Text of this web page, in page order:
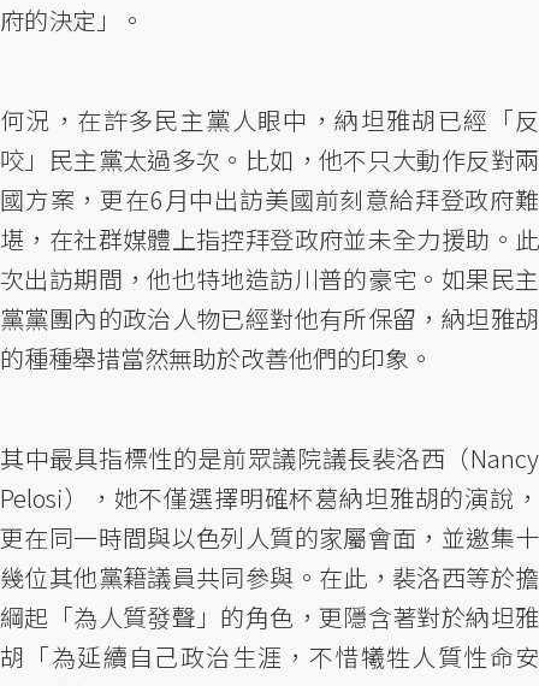
府的決定」。
何況，在許多民主黨人眼中，納坦雅胡已經「反
咬」民主黨太過多次。比如，他不只大動作反對兩
國方案，更在6月中出訪美國前刻意給拜登政府難
堪，在社群媒體上指控拜登政府並未全力援助。此
次出訪期間，他也特地造訪川普的豪宅。如果民主
黨黨團內的政治人物已經對他有所保留，納坦雅胡
的種種舉措當然無助於改善他們的印象。
其中最具指標性的是前眾議院議長裴洛西（Nancy
Pelosi），她不僅選擇明確杯葛納坦雅胡的演說，
更在同一時間與以色列人質的家屬會面，並邀集十
幾位其他黨籍議員共同參與。在此，裴洛西等於擔
綱起「為人質發聲」的角色，更隱含著對於納坦雅
胡「為延續自己政治生涯，不惜犧牲人質性命安